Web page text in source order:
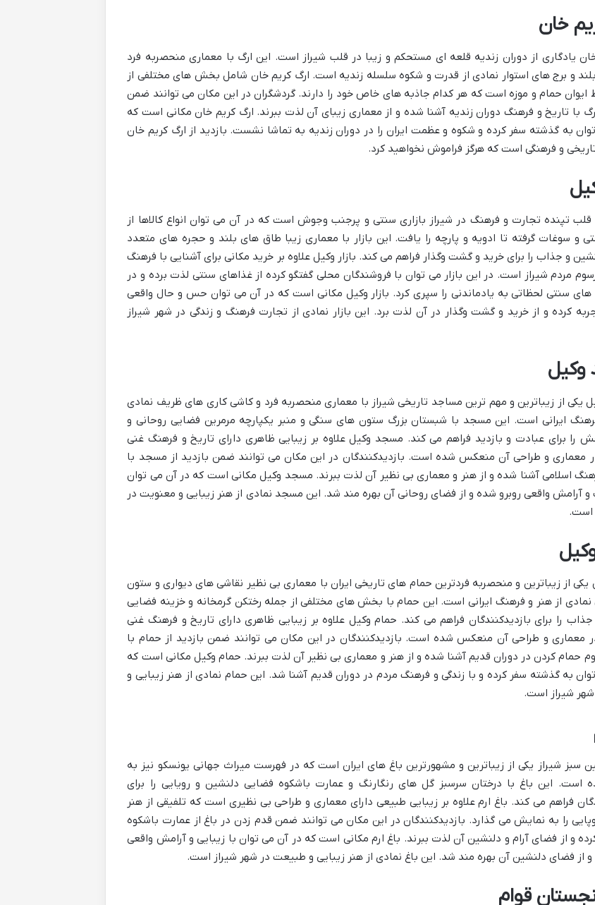
خان
یادگاری از دوران زندیه قلعه ای مستحکم و زیبا در قلب شیراز است. این ارگ با معماری منحصربه فرد
و برج های استوار نمادی از قدرت و شکوه سلسله زندیه است. ارگ کریم خان شامل بخش های مختلفی از
ایوان حمام و موزه است که هر کدام جاذبه های خاص خود را دارند. گردشگران در این مکان می توانند ضمن
ارگ با تاریخ و فرهنگ دوران زندیه آشنا شده و از معماری زیبای آن لذت ببرند. ارگ کریم خان مکانی است که
به گذشته سفر کرده و شکوه و عظمت ایران را در دوران زندیه به تماشا نشست. بازدید از ارگ کریم خان
و فرهنگی است که هرگز فراموش نخواهید کرد.
قلب تپنده تجارت و فرهنگ در شیراز بازاری سنتی و پرجنب وجوش است که در آن می توان انواع کالاها از
و سوغات گرفته تا ادویه و پارچه را یافت. این بازار با معماری زیبا طاق های بلند و حجره های متعدد
و جذاب را برای خرید و گشت وگذار فراهم می کند. بازار وکیل علاوه بر خرید مکانی برای آشنایی با فرهنگ
مردم شیراز است. در این بازار می توان با فروشندگان محلی گفتگو کرده از غذاهای سنتی لذت برده و در
های سنتی لحظاتی به یادماندنی را سپری کرد. بازار وکیل مکانی است که در آن می توان حس و حال واقعی
کرده و از خرید و گشت وگذار در آن لذت برد. این بازار نمادی از تجارت فرهنگ و زندگی در شهر شیراز
یکی از زیباترین و مهم ترین مساجد تاریخی شیراز با معماری منحصربه فرد و کاشی کاری های ظریف نمادی
ایرانی است. این مسجد با شبستان بزرگ ستون های سنگی و منبر یکپارچه مرمرین فضایی روحانی و
را برای عبادت و بازدید فراهم می کند. مسجد وکیل علاوه بر زیبایی ظاهری دارای تاریخ و فرهنگ غنی
معماری و طراحی آن منعکس شده است. بازدیدکنندگان در این مکان می توانند ضمن بازدید از مسجد با
اسلامی آشنا شده و از هنر و معماری بی نظیر آن لذت ببرند. مسجد وکیل مکانی است که در آن می توان
و آرامش واقعی روبرو شده و از فضای روحانی آن بهره مند شد. این مسجد نمادی از هنر زیبایی و معنویت در
است.
یکی از زیباترین و منحصربه فردترین حمام های تاریخی ایران با معماری بی نظیر نقاشی های دیواری و ستون
از هنر و فرهنگ ایرانی است. این حمام با بخش های مختلفی از جمله رختکن گرمخانه و خزینه فضایی
را برای بازدیدکنندگان فراهم می کند. حمام وکیل علاوه بر زیبایی ظاهری دارای تاریخ و فرهنگ غنی
معماری و طراحی آن منعکس شده است. بازدیدکنندگان در این مکان می توانند ضمن بازدید از حمام با
حمام کردن در دوران قدیم آشنا شده و از هنر و معماری بی نظیر آن لذت ببرند. حمام وکیل مکانی است که
به گذشته سفر کرده و با زندگی و فرهنگ مردم در دوران قدیم آشنا شد. این حمام نمادی از هنر زیبایی و
شیراز است.
سبز شیراز یکی از زیباترین و مشهورترین باغ های ایران است که در فهرست میراث جهانی یونسکو نیز به
است. این باغ با درختان سرسبز گل های رنگارنگ و عمارت باشکوه فضایی دلنشین و رویایی را برای
فراهم می کند. باغ ارم علاوه بر زیبایی طبیعی دارای معماری و طراحی بی نظیری است که تلفیقی از هنر
را به نمایش می گذارد. بازدیدکنندگان در این مکان می توانند ضمن قدم زدن در باغ از عمارت باشکوه
و از فضای آرام و دلنشین آن لذت ببرند. باغ ارم مکانی است که در آن می توان با زیبایی و آرامش واقعی
و از فضای دلنشین آن بهره مند شد. این باغ نمادی از هنر زیبایی و طبیعت در شهر شیراز است.
قوام